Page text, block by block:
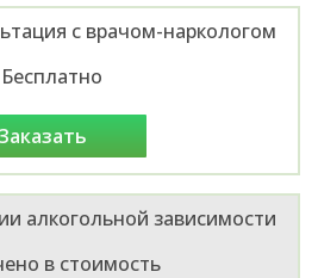
с врачом-наркологом
Бесплатно
заказать
алкогольной зависимости
в стоимость